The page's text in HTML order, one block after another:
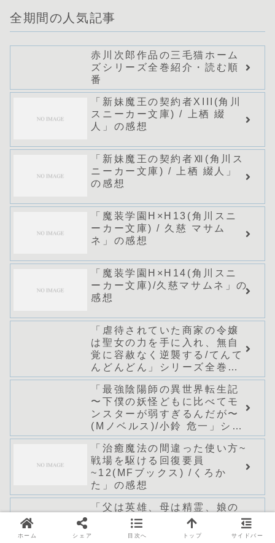
全期間の人気記事
赤川次郎作品の三毛猫ホーム
ズシリーズ全巻紹介・読む順
番
「新妹魔王の契約者XIII(角川
スニーカー文庫) / 上栖 綴
人」の感想
「新妹魔王の契約者Ⅻ(角川ス
ニーカー文庫) / 上栖 綴人」
の感想
「魔装学園H×H13(角川スニ
ーカー文庫) / 久慈 マサム
ネ」の感想
「魔装学園H×H14(角川スニ
ーカー文庫)/久慈マサムネ」の
感想
「虐待されていた商家の令嬢
は聖女の力を手に入れ、無自
覚に容赦なく逆襲する/てんて
んどんどん」シリーズ全巻の
あらすじ・感想
「最強陰陽師の異世界転生記
〜下僕の妖怪どもに比べてモ
ンスターが弱すぎるんだが〜
(Mノベルス)/小鈴 危一」シリ
ーズ全巻のあらすじ・感想
「治癒魔法の間違った使い方~
戦場を駆ける回復要員
~12(MFブックス) /くろか
た」の感想
「父は英雄、母は精霊、娘の
私は転生者。 (カドカワ
BOOKS)/松浦」シリーズ全巻
ホーム シェア 目次へ トップ サイドバー